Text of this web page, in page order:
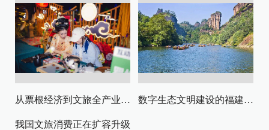
从票根经济到文旅全产业链升级 数字生态文明建设的福建路径与启示
我国文旅消费正在扩容升级